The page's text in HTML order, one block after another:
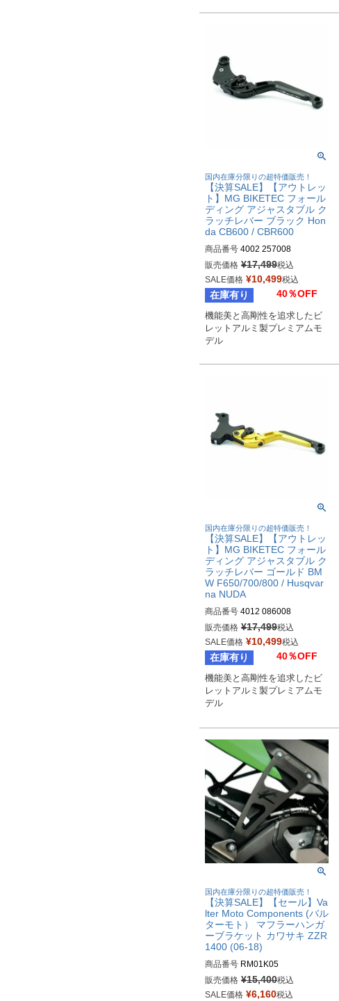
国内在庫分限りの超特価販売！
【決算SALE】【アウトレッ
ト】MG BIKETEC フォール
ディング アジャスタブル ク
ラッチレバー ブラック Hon
da CB600 / CBR600
商品番号 4002 257008
販売価格 ¥17,499税込
SALE価格 ¥10,499税込
在庫有り 40％OFF
機能美と高剛性を追求したビ
レットアルミ製プレミアムモ
デル
国内在庫分限りの超特価販売！
【決算SALE】【アウトレッ
ト】MG BIKETEC フォール
ディング アジャスタブル ク
ラッチレバー ゴールド BM
W F650/700/800 / Husqvar
na NUDA
商品番号 4012 086008
販売価格 ¥17,499税込
SALE価格 ¥10,499税込
在庫有り 40％OFF
機能美と高剛性を追求したビ
レットアルミ製プレミアムモ
デル
国内在庫分限りの超特価販売！
【決算SALE】【セール】Va
lter Moto Components (バル
ターモト） マフラーハンガ
ーブラケット カワサキ ZZR
1400 (06-18)
商品番号 RM01K05
販売価格 ¥15,400税込
SALE価格 ¥6,160税込